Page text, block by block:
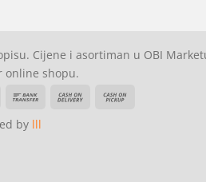
Cijene i asortiman u OBI
online shopu.
Invoice
Bank
Cash
by lll